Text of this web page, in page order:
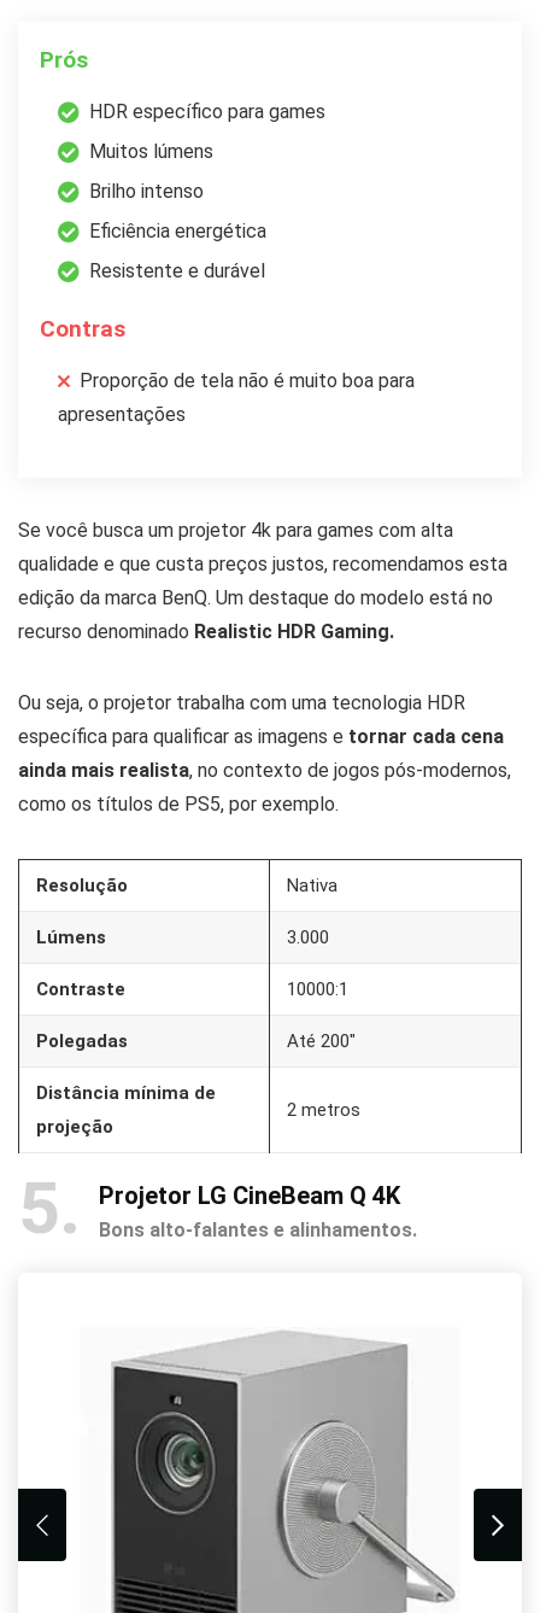
Prós
HDR específico para games
Muitos lúmens
Brilho intenso
Eficiência energética
Resistente e durável
Contras
Proporção de tela não é muito boa para
apresentações
Se você busca um projetor 4k para games com alta
qualidade e que custa preços justos, recomendamos esta
edição da marca BenQ. Um destaque do modelo está no
recurso denominado Realistic HDR Gaming.
Ou seja, o projetor trabalha com uma tecnologia HDR
específica para qualificar as imagens e tornar cada cena
ainda mais realista, no contexto de jogos pós-modernos,
como os títulos de PS5, por exemplo.
Resolução Nativa
Lúmens 3.000
Contraste 10000:1
Polegadas Até 200″
Distância mínima de
projeção
2 metros
5 Projetor LG CineBeam Q 4K
Bons alto-falantes e alinhamentos.